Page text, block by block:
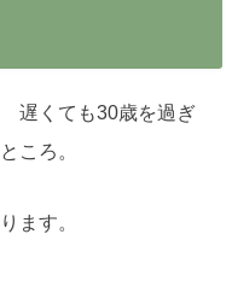
遅くても30歳を過ぎ
ころ。
ます。